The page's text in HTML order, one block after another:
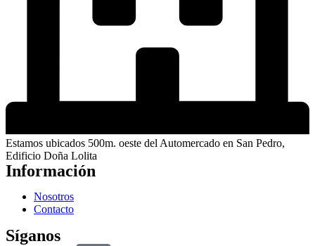
Estamos ubicados 500m. oeste del Automercado en San Pedro,
Edificio Doña Lolita
Información
Nosotros
Contacto
Síganos